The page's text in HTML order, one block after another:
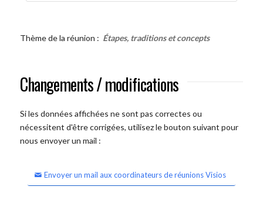
Thème de la réunion : Étapes, traditions et concepts
Changements / modifications
Si les données affichées ne sont pas correctes ou
nécessitent d'être corrigées, utilisez le bouton suivant pour
nous envoyer un mail :
Envoyer un mail aux coordinateurs de réunions Visios